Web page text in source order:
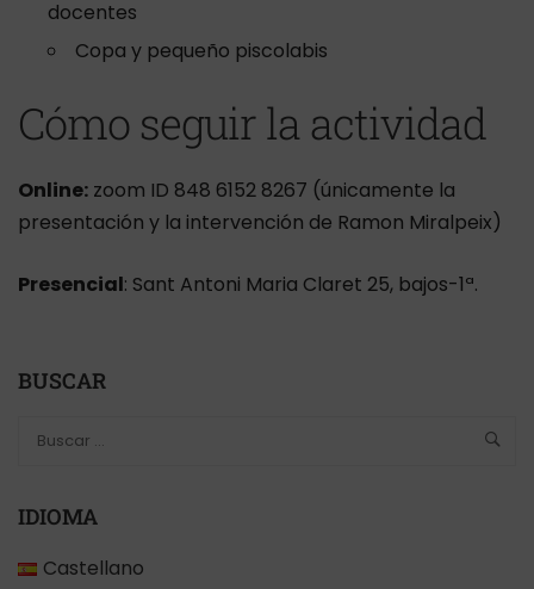
docentes
Copa y pequeño piscolabis
Cómo seguir la actividad
Online: zoom ID 848 6152 8267 (únicamente la
presentación y la intervención de Ramon Miralpeix)
Presencial: Sant Antoni Maria Claret 25, bajos-1ª.
BUSCAR
IDIOMA
Castellano